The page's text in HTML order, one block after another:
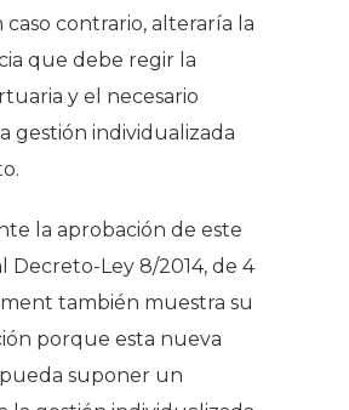
contrario, alteraría la
que debe regir la
y el necesario
gestión individualizada
la aprobación de este
Decreto-Ley 8/2014, de 4
también muestra su
porque esta nueva
suponer un